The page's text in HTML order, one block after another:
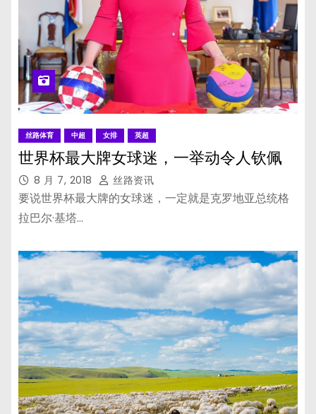
丝路体育 中超 女排 英超
世界杯最大牌女球迷，一举动令人钦佩
8 月 7, 2018 丝路资讯
要说世界杯最大牌的女球迷，一定就是克罗地亚总统格
拉巴尔·基塔…